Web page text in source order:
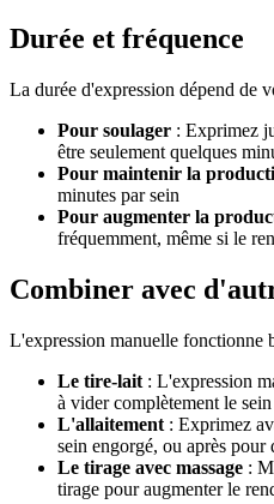
Durée et fréquence
La durée d'expression dépend de
Pour soulager : Exprimez
être seulement quelques
Pour maintenir la
minutes par sein
Pour augmenter la
fréquemment, même si le
Combiner avec
L'expression manuelle fonctionne
Le tire-lait : L'expression
à vider complètement le sein
L'allaitement : Exprimez
sein engorgé, ou après pour
Le tirage avec massage :
tirage pour augmenter le